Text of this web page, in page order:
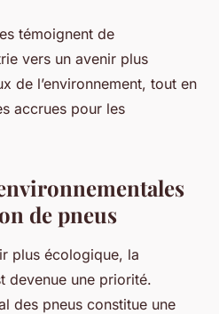
témoignent de
vers un avenir plus
de l’environnement, tout en
accrues pour les
de pneus
plus écologique, la
devenue une priorité.
des pneus constitue une